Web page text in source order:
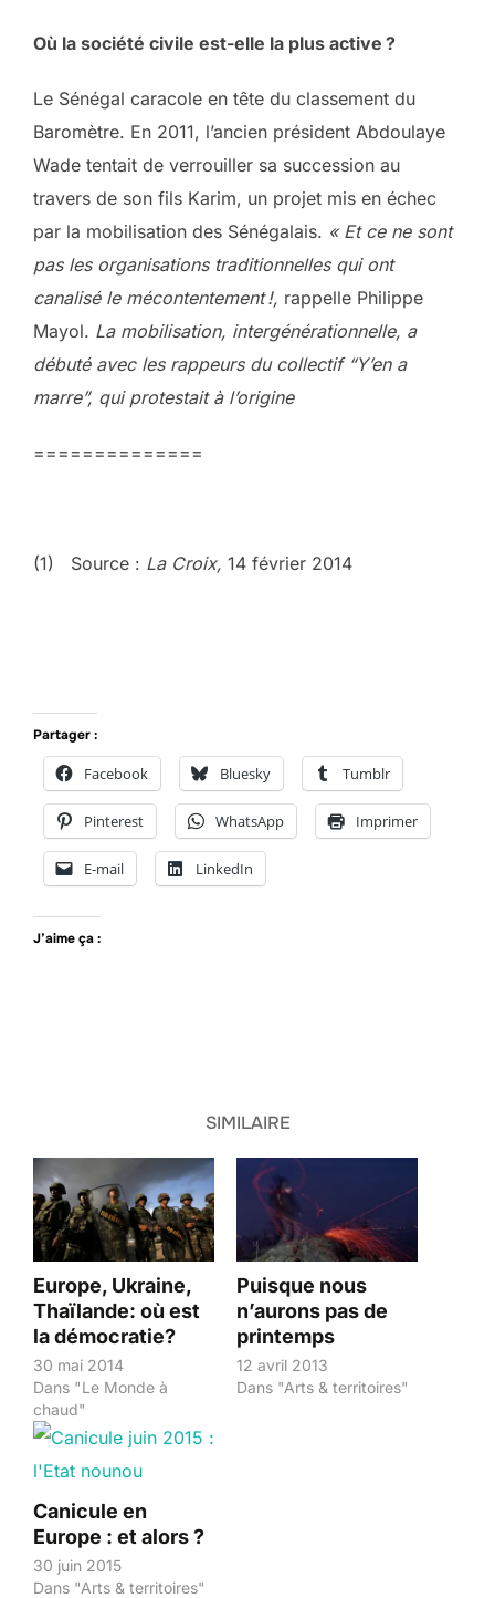
Où la société civile est-elle la plus active ?
Le Sénégal caracole en tête du classement du
Baromètre. En 2011, l’ancien président Abdoulaye
Wade tentait de verrouiller sa succession au
travers de son fils Karim, un projet mis en échec
par la mobilisation des Sénégalais. « Et ce ne sont
pas les organisations traditionnelles qui ont
canalisé le mécontentement !, rappelle Philippe
Mayol. La mobilisation, intergénérationnelle, a
débuté avec les rappeurs du collectif “Y’en a
marre”, qui protestait à l’origine
==============
(1) Source : La Croix, 14 février 2014
Partager :
Facebook Bluesky Tumblr
Pinterest WhatsApp Imprimer
E-mail LinkedIn
J’aime ça :
SIMILAIRE
Europe, Ukraine,
Thaïlande: où est
la démocratie?
30 mai 2014
Dans "Le Monde à
chaud"
Puisque nous
n’aurons pas de
printemps
12 avril 2013
Dans "Arts & territoires"
Canicule en
Europe : et alors ?
30 juin 2015
Dans "Arts & territoires"